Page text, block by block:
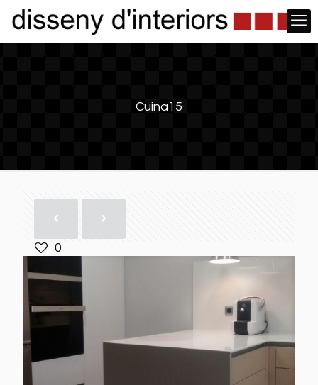
Cuina15
0